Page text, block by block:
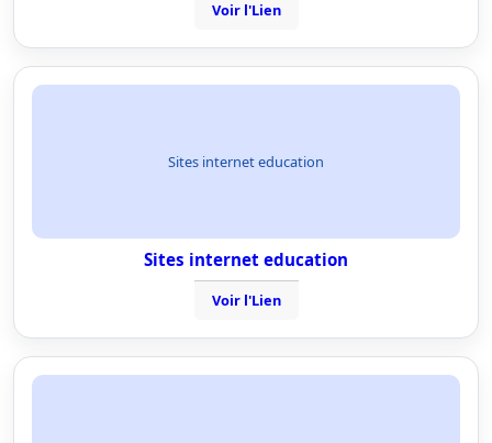
Voir l'Lien
Sites internet education
Sites internet education
Voir l'Lien